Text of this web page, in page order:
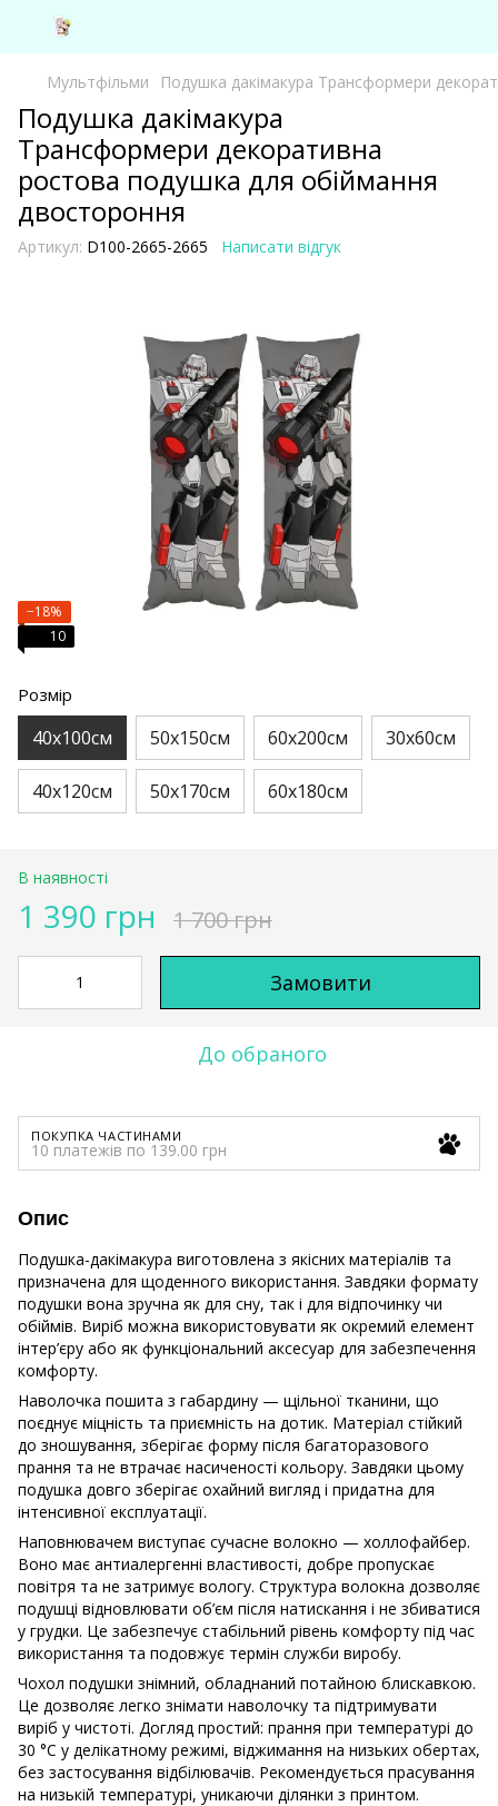
Мультфільми Подушка дакімакура Трансформери
Подушка дакімакура
Трансформери декоративна
ростова подушка для обіймання
двостороння
Артикул: D100-2665-2665 Написати відгук
−18%
10
Розмір
40х100см 50х150см 60х200см 30х60см
40х120см 50х170см 60х180см
В наявності
1 390 грн 1 700 грн
Замовити
До обраного
ПОКУПКА ЧАСТИНАМИ
10 платежів по 139.00 грн
Опис
Подушка-дакімакура виготовлена з якісних матеріалів та
призначена для щоденного використання. Завдяки формату
подушки вона зручна як для сну, так і для відпочинку чи
обіймів. Виріб можна використовувати як окремий елемент
інтер’єру або як функціональний аксесуар для забезпечення
комфорту.
Наволочка пошита з габардину — щільної тканини, що
поєднує міцність та приємність на дотик. Матеріал стійкий
до зношування, зберігає форму після багаторазового
прання та не втрачає насиченості кольору. Завдяки цьому
подушка довго зберігає охайний вигляд і придатна для
інтенсивної експлуатації.
Наповнювачем виступає сучасне волокно — холлофайбер.
Воно має антиалергенні властивості, добре пропускає
повітря та не затримує вологу. Структура волокна дозволяє
подушці відновлювати об’єм після натискання і не збиватися
у грудки. Це забезпечує стабільний рівень комфорту під час
використання та подовжує термін служби виробу.
Чохол подушки знімний, обладнаний потайною блискавкою.
Це дозволяє легко знімати наволочку та підтримувати
виріб у чистоті. Догляд простий: прання при температурі до
30 °C у делікатному режимі, віджимання на низьких обертах,
без застосування відбілювачів. Рекомендується прасування
на низькій температурі, уникаючи ділянки з принтом.